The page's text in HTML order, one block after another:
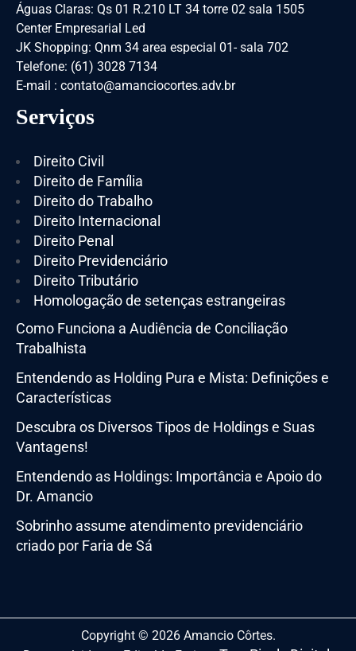
Águas Claras: Qs 01 R.210 LT 34 torre 02 sala 1505
Center Empresarial Led
JK Shopping: Qnm 34 area especial 01- sala 702
Telefone: (61) 3028 7134
E-mail : contato@amanciocortes.adv.br
Serviços
Direito Civil
Direito de Família
Direito do Trabalho
Direito Internacional
Direito Penal
Direito Previdenciário
Direito Tributário
Homologação de setenças estrangeiras
Como Funciona a Audiência de Conciliação
Trabalhista
Entendendo as Holding Pura e Mista: Definições e
Características
Descubra os Diversos Tipos de Holdings e Suas
Vantagens!
Entendendo as Holdings: Importância e Apoio do
Dr. Amancio
Sobrinho assume atendimento previdenciário
criado por Faria de Sá
Copyright © 2026 Amancio Côrtes.